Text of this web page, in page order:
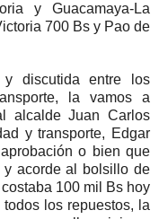
y Guacamaya-La
700 Bs y Pao de
y discutida entre los
la vamos a
alcalde Juan Carlos
y transporte, Edgar
o bien que
y acorde al bolsillo de
100 mil Bs hoy
los repuestos, la